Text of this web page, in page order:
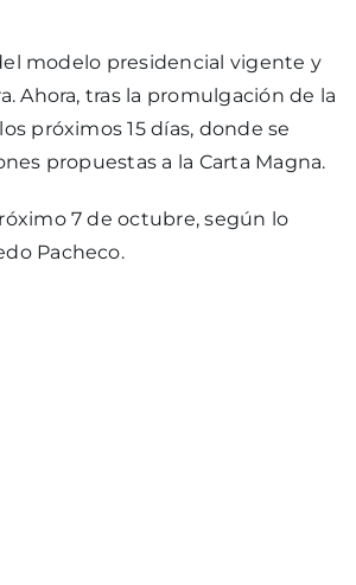
modelo presidencial vigente y
Ahora, tras la promulgación de la
próximos 15 días, donde se
propuestas a la Carta Magna.
7 de octubre, según lo
Pacheco.